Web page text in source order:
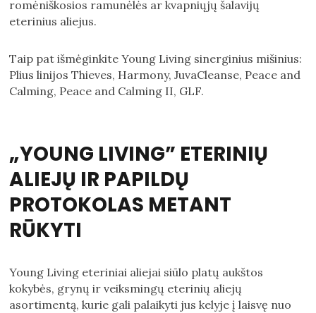
romėniškosios ramunėlės ar kvapniųjų šalavijų
eterinius aliejus.
Taip pat išmėginkite Young Living sinerginius mišinius:
Plius linijos Thieves, Harmony, JuvaCleanse, Peace and
Calming, Peace and Calming II, GLF.
„YOUNG LIVING” ETERINIŲ
ALIEJŲ IR PAPILDŲ
PROTOKOLAS METANT
RŪKYTI
Young Living eteriniai aliejai siūlo platų aukštos
kokybės, grynų ir veiksmingų eterinių aliejų
asortimentą, kurie gali palaikyti jus kelyje į laisvę nuo